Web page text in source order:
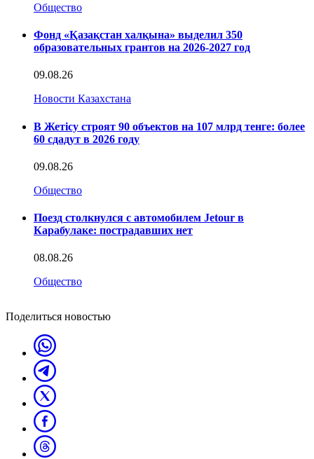
Общество
Фонд «Қазақстан халқына» выделил 350
образовательных грантов на 2026-2027 год
09.08.26
Новости Казахстана
В Жетісу строят 90 объектов на 107 млрд тенге: более
60 сдадут в 2026 году
09.08.26
Общество
Поезд столкнулся с автомобилем Jetour в
Карабулаке: пострадавших нет
08.08.26
Общество
Поделиться новостью